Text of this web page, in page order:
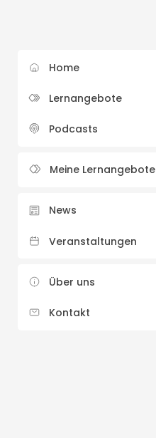
Home
Lernangebote
Podcasts
Meine Lernangebote
News
Veranstaltungen
Über uns
Kontakt